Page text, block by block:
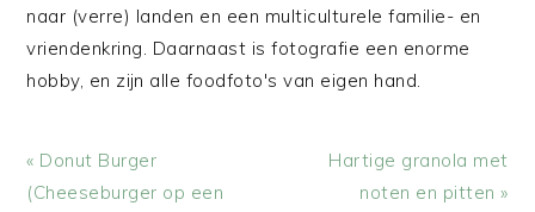
naar (verre) landen en een multiculturele familie- en
vriendenkring. Daarnaast is fotografie een enorme
hobby, en zijn alle foodfoto's van eigen hand.
Vorig
bericht:
« Donut Burger
(Cheeseburger op een
Volgend
bericht:
Hartige granola met
noten en pitten »